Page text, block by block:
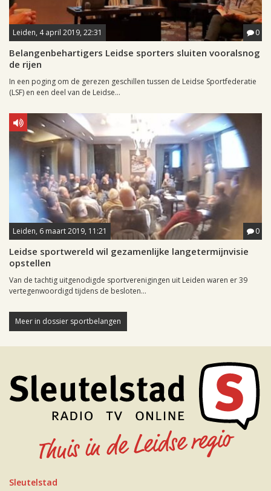
Leiden, 4 april 2019, 22:31 0
Belangenbehartigers Leidse sporters sluiten vooralsnog
de rijen
In een poging om de gerezen geschillen tussen de Leidse Sportfederatie
(LSF) en een deel van de Leidse...
Leiden, 6 maart 2019, 11:21 0
Leidse sportwereld wil gezamenlijke langetermijnvisie
opstellen
Van de tachtig uitgenodigde sportverenigingen uit Leiden waren er 39
vertegenwoordigd tijdens de besloten...
Meer in dossier sportbelangen
Sleutelstad